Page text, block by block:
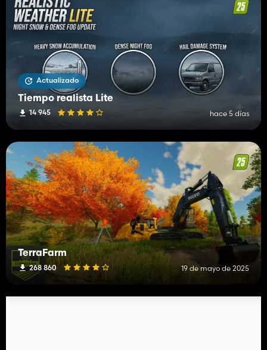
Actualizado
Tiempo realista Lite
14 945 hace 5 días
TerraFarm
268 860 19 de mayo de 2025